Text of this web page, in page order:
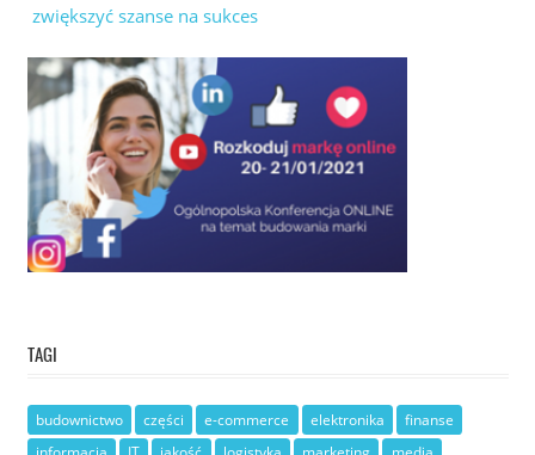
zwiększyć szanse na sukces
TAGI
budownictwo części e-commerce elektronika
finanse